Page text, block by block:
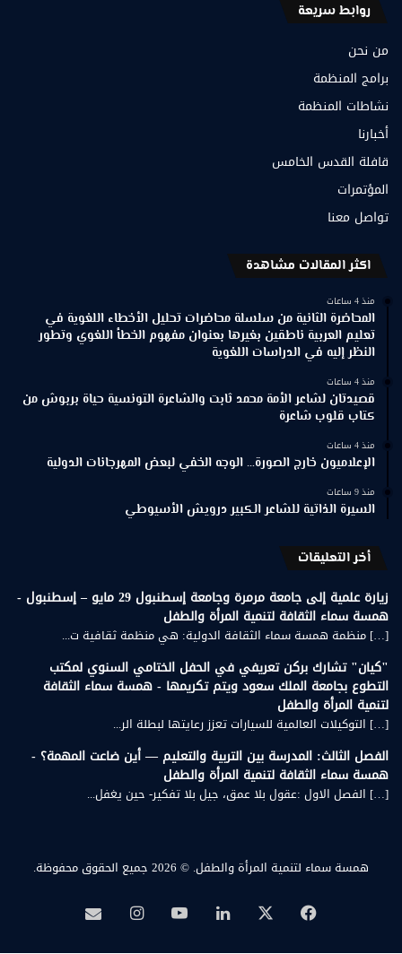
روابط سريعة
من نحن
برامج المنظمة
نشاطات المنظمة
أخبارنا
قافلة القدس الخامس
المؤتمرات
تواصل معنا
اكثر المقالات مشاهدة
منذ 4 ساعات
المحاضرة الثانية من سلسلة محاضرات تحليل الأخطاء اللغوية في
تعليم العربية ناطقين بغيرها بعنوان مفهوم الخطأ اللغوي وتطور
النظر إليه في الدراسات اللغوية
منذ 4 ساعات
قصيدتان لشاعر الأمة محمد ثابت والشاعرة التونسية حياة بربوش من
كتاب قلوب شاعرة
منذ 4 ساعات
الإعلاميون خارج الصورة… الوجه الخفي لبعض المهرجانات الدولية
منذ 9 ساعات
السيرة الذاتية للشاعر الكبير درويش الأسيوطي
أخر التعليقات
زيارة علمية إلى جامعة مرمرة وجامعة إسطنبول 29 مايو – إسطنبول -
همسة سماء الثقافة لتنمية المرأة والطفل
[…] منظمة همسة سماء الثقافة الدولية: هي منظمة ثقافية ت...
"كيان" تشارك بركن تعريفي في الحفل الختامي السنوي لمكتب
التطوع بجامعة الملك سعود ويتم تكريمها - همسة سماء الثقافة
لتنمية المرأة والطفل
[…] التوكيلات العالمية للسيارات تعزز رعايتها لبطلة الر...
الفصل الثالث: المدرسة بين التربية والتعليم — أين ضاعت المهمة؟ -
همسة سماء الثقافة لتنمية المرأة والطفل
[…] الفصل الاول :عقول بلا عمق، جيل بلا تفكير- حين يغفل...
همسة سماء لتنمية المرأة والطفل. © 2026 جميع الحقوق محفوظة.
فيسبوك لينكدإن‫YouTubeانستقرامبريد